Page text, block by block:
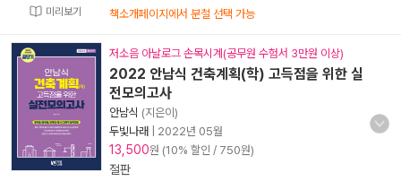
미리보기 책소개페이지에서 분철 선택 가능
저소음 아날로그 손목시계(공무원 수험서 3만원 이상)
2022 안남식 건축계획(학) 고득점을 위한 실
전모의고사
안남식 (지은이)
두빛나래
2022년 05월
13,500원 (10% 할인 / 750원)
절판